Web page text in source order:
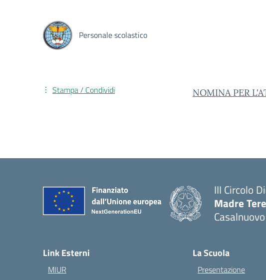
Personale scolastico
Stampa / Condividi NOMINA PER
III Circolo
Madre
Link Esterni
MIUR
La Scuola
Presentazione